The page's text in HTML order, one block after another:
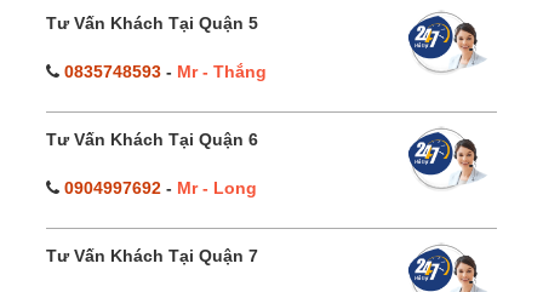
Tư Vấn Khách Tại Quận 5
0835748593 - Mr - Thắng
Tư Vấn Khách Tại Quận 6
0904997692 - Mr - Long
Tư Vấn Khách Tại Quận 7